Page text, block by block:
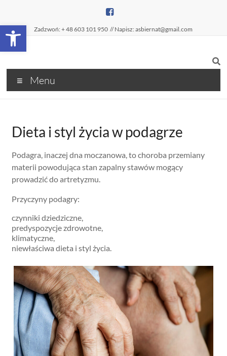
Open toolbar
Zadzwoń: + 48 603 101 950 // Napisz: asbiernat@gmail.com
Menu
Dieta i styl życia w podagrze
Podagra, inaczej dna moczanowa, to choroba przemiany
materii powodująca stan zapalny stawów mogący
prowadzić do artretyzmu.
Przyczyny podagry:
czynniki dziedziczne,
predyspozycje zdrowotne,
klimatyczne,
niewłaściwa dieta i styl życia.